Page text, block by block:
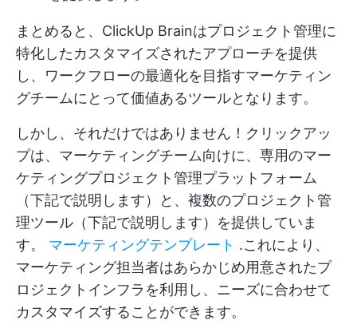
まとめると、ClickUp Brainはプロジェクト管理に
特化したカスタマイズされたアプローチを提供
し、ワークフローの最適化を目指すマーケティン
グチームにとって価値あるツールとなります。
しかし、それだけではありません！クリックアッ
プは、マーケティングチーム向けに、専用のマー
ケティングプロジェクト管理プラットフォーム
（下記で説明します）と、複数のプロジェクト管
理ツール（下記で説明します）を提供していま
す。 マーケティングテンプレート .これにより、
マーケティング担当者はあらかじめ用意されたプ
ロジェクトインフラを利用し、ニーズに合わせて
カスタマイズすることができます。